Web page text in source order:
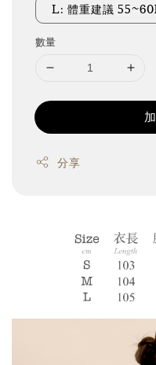
L: 體重建議
數量
分享